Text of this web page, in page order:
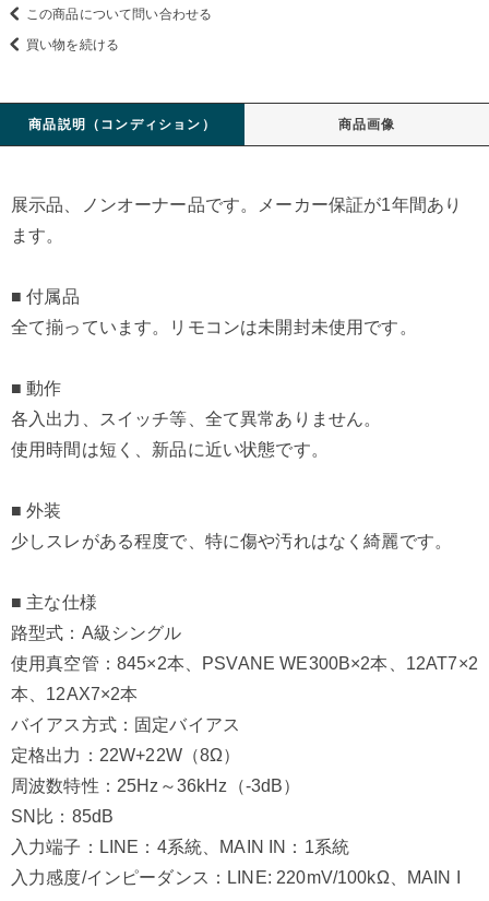
この商品について問い合わせる
買い物を続ける
商品説明（コンディション） 商品画像
展示品、ノンオーナー品です。メーカー保証が1年間あり
ます。
■ 付属品
全て揃っています。リモコンは未開封未使用です。
■ 動作
各入出力、スイッチ等、全て異常ありません。
使用時間は短く、新品に近い状態です。
■ 外装
少しスレがある程度で、特に傷や汚れはなく綺麗です。
■ 主な仕様
路型式：A級シングル
使用真空管：845×2本、PSVANE WE300B×2本、12AT7×2
本、12AX7×2本
バイアス方式：固定バイアス
定格出力：22W+22W（8Ω）
周波数特性：25Hz～36kHz（-3dB）
SN比：85dB
入力端子：LINE：4系統、MAIN IN：1系統
入力感度/インピーダンス：LINE: 220mV/100kΩ、MAIN I